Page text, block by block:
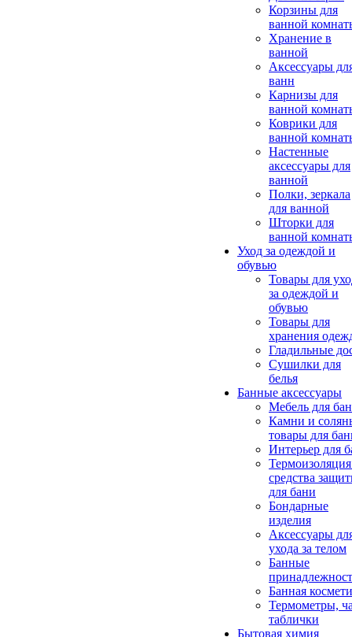
Корзины для
ванной
Хранение в
ванной
Аксессуары
ванн
Карнизы для
ванной
Коврики для
ванной
Настенные
аксессуары для
ванной
Полки, зеркала
для ванной
Шторки для
ванной
Уход за одеждой и
обувью
Товары для
за одеждой и
обувью
Товары для
хранения
Гладильные
Сушилки для
белья
Банные аксессуары
Мебель для
Камни и
товары для
Интерьер для
средства
для бани
Бондарные
изделия
Аксеcсуары
ухода за телом
Банные
Банная
Термометры,
таблички
Бытовая химия